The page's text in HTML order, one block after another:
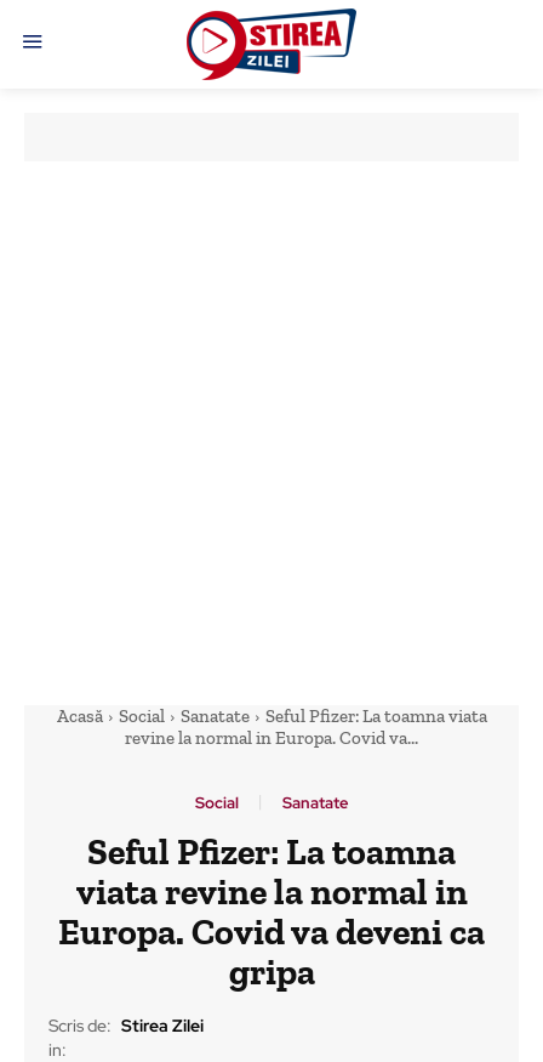
Acasă Social Sanatate
Seful Pfizer: La toamna viata
revine la normal in Europa. Covid va...
Social Sanatate
Seful Pfizer: La toamna
viata revine la normal in
Europa. Covid va deveni ca
gripa
Scris de: Stirea Zilei
in: